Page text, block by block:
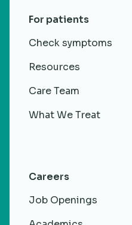
For patients
Check symptoms
Resources
Care Team
What We Treat
Careers
Job Openings